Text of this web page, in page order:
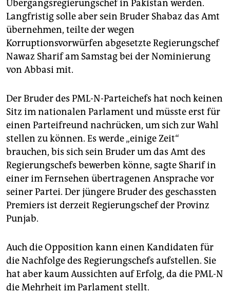
unterstützen
abo
genossenschaft
epaper login
Übergangsregierungschef in Pakistan werden.
Langfristig solle aber sein Bruder Shabaz das Amt
übernehmen, teilte der wegen
Korruptionsvorwürfen abgesetzte Regierungschef
Nawaz Sharif am Samstag bei der Nominierung
von Abbasi mit.
Der Bruder des PML-N-Parteichefs hat noch keinen
Sitz im nationalen Parlament und müsste erst für
einen Parteifreund nachrücken, um sich zur Wahl
stellen zu können. Es werde „einige Zeit“
brauchen, bis sich sein Bruder um das Amt des
Regierungschefs bewerben könne, sagte Sharif in
einer im Fernsehen übertragenen Ansprache vor
seiner Partei. Der jüngere Bruder des geschassten
Premiers ist derzeit Regierungschef der Provinz
Punjab.
Auch die Opposition kann einen Kandidaten für
die Nachfolge des Regierungschefs aufstellen. Sie
hat aber kaum Aussichten auf Erfolg, da die PML-N
die Mehrheit im Parlament stellt.